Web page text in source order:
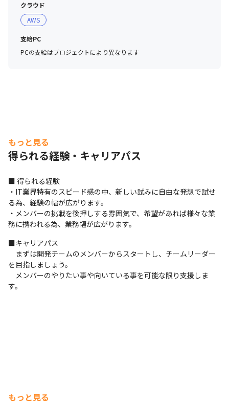
クラウド
AWS
支給PC
PCの支給はプロジェクトにより異なります
もっと見る
得られる経験・キャリアパス
■ 得られる経験
・IT業界特有のスピード感の中、新しい試みに自由な発想で試せ
る為、経験の幅が広がります。
・メンバーの挑戦を後押しする雰囲気で、希望があれば様々な業
務に携われる為、業務幅が広がります。
■キャリアパス
まずは開発チームのメンバーからスタートし、チームリーダー
を目指しましょう。
メンバーのやりたい事や向いている事を可能な限り支援しま
す。
もっと見る